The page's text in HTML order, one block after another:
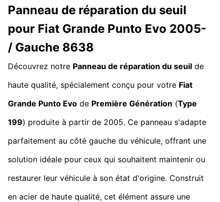
Panneau de réparation du seuil
pour Fiat Grande Punto Evo 2005-
/ Gauche 8638
Découvrez notre Panneau de réparation du seuil de
haute qualité, spécialement conçu pour votre Fiat
Grande Punto Evo de Première Génération (Type
199) produite à partir de 2005. Ce panneau s'adapte
parfaitement au côté gauche du véhicule, offrant une
solution idéale pour ceux qui souhaitent maintenir ou
restaurer leur véhicule à son état d'origine. Construit
en acier de haute qualité, cet élément assure une